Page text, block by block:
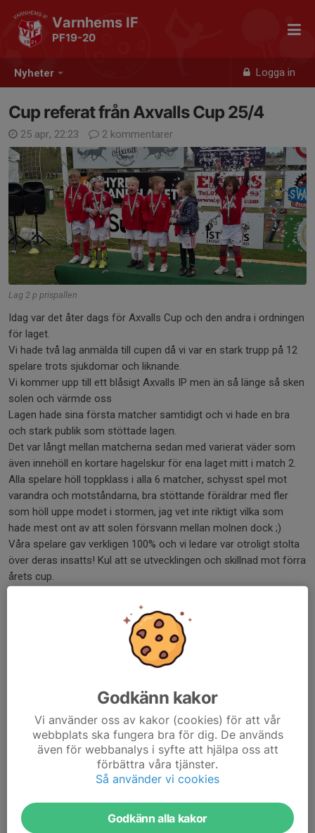
Nyheter Logga in
Varnhems IF
PF19-20
Cup referat från Axvalls Cup 25/4
25 apr, 22:23 2 kommentarer
Lag 2 p prispallen
Idag var det åter dags för Axvalls Cup och den andra i ordningen
för laget.
Vi hade två lag anmälda till cupen då vi var en stark trupp på 12
spelare trots sjukdomar och liknande.
Vi kommer upp till ett blåsigt Axvalls IP men än så länge så sken
solen och värmde oss
Lagen hade sina första matcher samtidigt och vi hade en bra
och stark publik som stöttade lagen.
Det var långt mellan matcherna sedan med varierat väder som
även innehöll en kortare hagelskur för ena laget mitt i match 2.
Alla spelare höll toppklass i alla 6 matcher, schysst spel mot
varandra och motståndarna, bra stöttande föräldrar med fler
som höll uppe modet i stormen, jag vet inte riktigt vilka som
hade mest ont av att solen försvann mellan molnen dock ;)
Våra spelare gav verkligen 100% och vi ledare var otroligt stolta
över deras insatts! Kul att se utvecklingen och skillnad mot förra
årets cup.
Det gick bara lägga in en bild här i nyheten men länkar till vårat
bildgalleri för fler bilder på båda lagen vid prisutdelningen
https://www.varnhemsif.se/varnhemsif-fotboll-pf19-
20/bildgalleri/115451/axvalls-cup-25-april-2026
Bra kämpat alla tjejer och killar!
Ledarna
Dela nyhet
Kommentarer
Godkänn kakor
Vi använder oss av kakor (cookies) för att vår
webbplats ska fungera bra för dig. De används
även för webbanalys i syfte att hjälpa oss att
förbättra våra tjänster.
Så använder vi cookies
Godkänn alla kakor